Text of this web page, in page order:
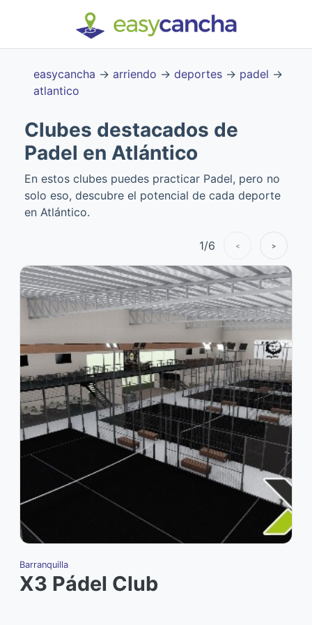
easycancha → arriendo → deportes → padel →
atlantico
Barranquilla
X3 Pádel Club
Clubes destacados de
Padel en Atlántico
En estos clubes puedes practicar Padel, pero no
solo eso, descubre el potencial de cada deporte
en Atlántico.
1/6 < >